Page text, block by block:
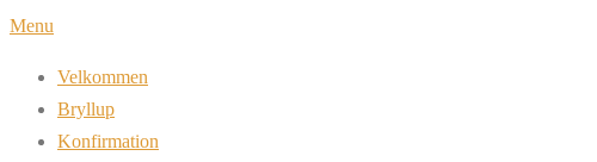
Spring
indhold
Menu
Velkommen
Bryllup
Konfirmation